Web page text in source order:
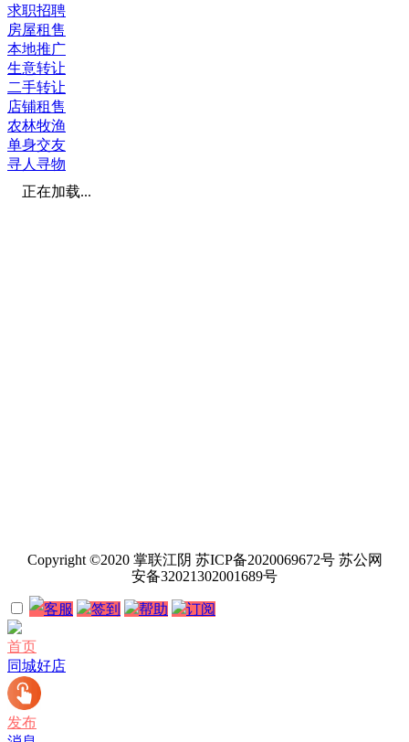
求职招聘
房屋租售
本地推广
生意转让
二手转让
店铺租售
农林牧渔
单身交友
寻人寻物
正在加载...
Copyright ©2020 掌联江阴 苏ICP备2020069672号 苏公网
安备32021302001689号
客服 签到 帮助 订阅
首页
同城好店
发布